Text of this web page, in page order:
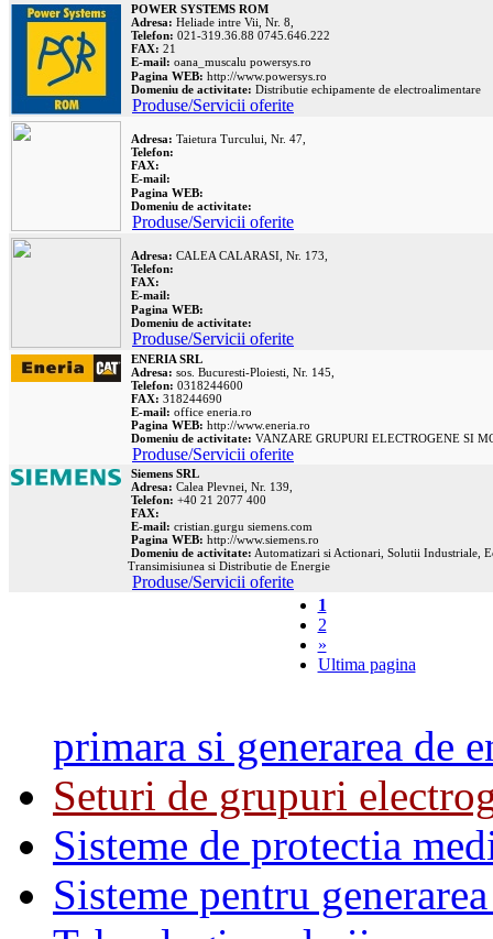
POWER SYSTEMS ROM
Adresa: Heliade intre Vii, Nr. 8,
Telefon: 021-319.36.88 0745.646.222
FAX: 21
E-mail: oana_muscalu powersys.ro
Pagina WEB: http://www.powersys.ro
Domeniu de activitate: Distributie echipamente de electroalimentare
Produse/Servicii oferite
Adresa: Taietura Turcului, Nr. 47,
Telefon:
FAX:
E-mail:
Pagina WEB:
Domeniu de activitate:
Produse/Servicii oferite
Adresa: CALEA CALARASI, Nr. 173,
Telefon:
FAX:
E-mail:
Pagina WEB:
Domeniu de activitate:
Produse/Servicii oferite
ENERIA SRL
Adresa: sos. Bucuresti-Ploiesti, Nr. 145,
Telefon: 0318244600
FAX: 318244690
E-mail: office eneria.ro
Pagina WEB: http://www.eneria.ro
Domeniu de activitate: VANZARE GRUPURI ELECTROGENE SI
Produse/Servicii oferite
Siemens SRL
Adresa: Calea Plevnei, Nr. 139,
Telefon: +40 21 2077 400
FAX:
E-mail: cristian.gurgu siemens.com
Pagina WEB: http://www.siemens.ro
Domeniu de activitate: Automatizari si Actionari, Solutii Industriale,
Transimisiunea si Distributie de Energie
Produse/Servicii oferite
1
2
»
Ultima pagina
primara si generarea de
Seturi de grupuri
Sisteme de protectia
Sisteme pentru